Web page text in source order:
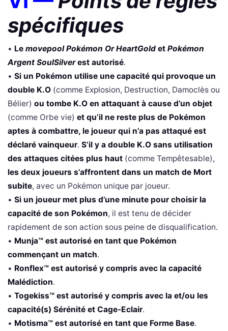
spécifiques
• Le movepool Pokémon Or HeartGold et Pokémon
Argent SoulSilverest autorisé.
• Si un Pokémon utilise une capacité qui provoque un
double K.O (comme Explosion, Destruction, Damoclès ou
Bélier) ou tombe K.O en attaquant à cause d’un objet
(comme Orbe vie) et qu’il ne reste plus de Pokémon
aptes à combattre, le joueur qui n’a pas attaqué est
déclaré vainqueur. S’il y a double K.O sans utilisation
des attaques citées plus haut (comme Tempêtesable),
les deux joueurs s’affrontent dans un match de Mort
subite, avec un Pokémon unique par joueur.
• Si un joueur met plus d’une minute pour choisir la
capacité de son Pokémon, il est tenu de décider
rapidement de son action sous peine de disqualification.
• Munja™ est autorisé en tant que Pokémon
commençant un match.
• Ronflex™ est autorisé y compris avec la capacité
Malédiction.
• Togekiss™ est autorisé y compris avec la et/ou les
capacité(s) Sérénité et Cage-Eclair.
• Motisma™ est autorisé en tant que Forme Base.